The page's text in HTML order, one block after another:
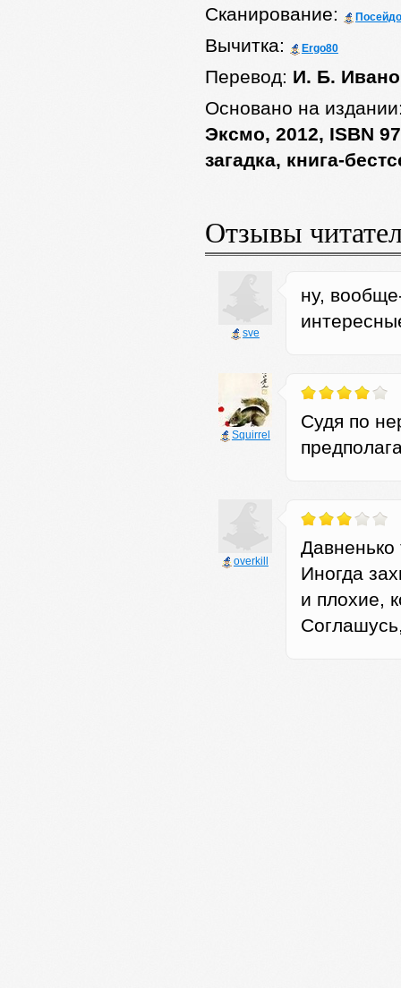
Сканирование:
Вычитка: Ergo80
Перевод: И. Б.
Основано на
Эксмо, 2012, ISBN
загадка, книга-
Отзывы
sve
ну,
Squirrel
Судя по
оverkill
Давненько
Иногда
и плохие,